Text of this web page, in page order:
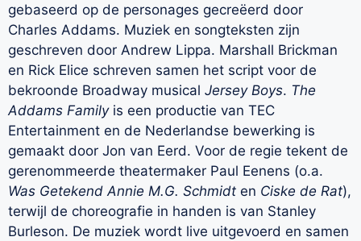
gebaseerd op de personages gecreëerd door
Charles Addams. Muziek en songteksten zijn
geschreven door Andrew Lippa. Marshall Brickman
en Rick Elice schreven samen het script voor de
bekroonde Broadway musical Jersey Boys. The
Addams Familyis een productie van TEC
Entertainment en de Nederlandse bewerking is
gemaakt door Jon van Eerd. Voor de regie tekent de
gerenommeerde theatermaker Paul Eenens (o.a.
Was Getekend Annie M.G. Schmidt en Ciske de Rat),
terwijl de choreografie in handen is van Stanley
Burleson. De muziek wordt live uitgevoerd en samen